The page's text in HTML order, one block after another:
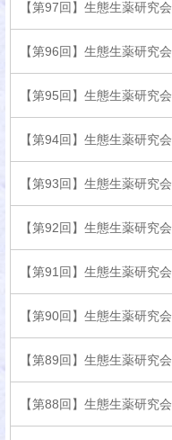
【第97回】生態生薬研究会
【第96回】生態生薬研究会
【第95回】生態生薬研究会
【第94回】生態生薬研究会
【第93回】生態生薬研究会
【第92回】生態生薬研究会
【第91回】生態生薬研究会
【第90回】生態生薬研究会
【第89回】生態生薬研究会
【第88回】生態生薬研究会